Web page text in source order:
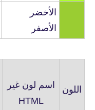
الأخضر
الأصفر
اللون اسم لونغير
HTML